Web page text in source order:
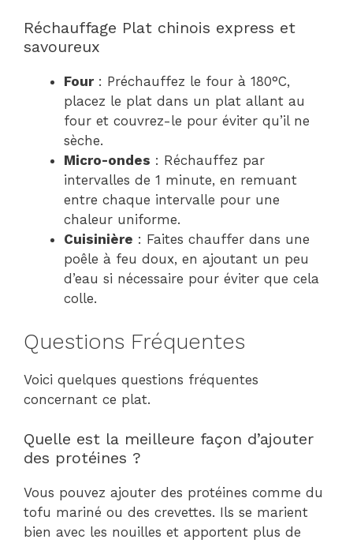
Réchauffage Plat chinois express et
savoureux
Four: Préchauffez le four à 180°C,
placez le plat dans un plat allant au
four et couvrez-le pour éviter qu’il ne
sèche.
Micro-ondes : Réchauffez par
intervalles de 1 minute, en remuant
entre chaque intervalle pour une
chaleur uniforme.
Cuisinière : Faites chauffer dans une
poêle à feu doux, en ajoutant un peu
d’eau si nécessaire pour éviter que cela
colle.
Questions Fréquentes
Voici quelques questions fréquentes
concernant ce plat.
Quelle est la meilleure façon d’ajouter
des protéines ?
Vous pouvez ajouter des protéines comme du
tofu mariné ou des crevettes. Ils se marient
bien avec les nouilles et apportent plus de